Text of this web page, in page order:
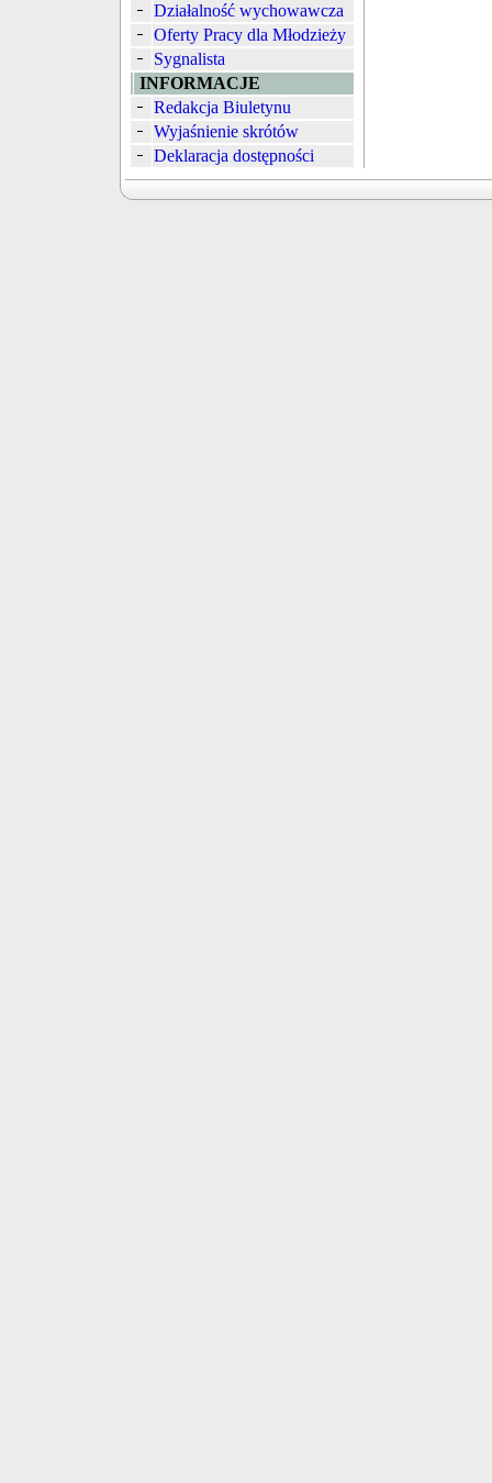
Działalność wychowawcza
Oferty Pracy dla Młodzieży
Sygnalista
INFORMACJE
Redakcja Biuletynu
Wyjaśnienie skrótów
Deklaracja dostępności